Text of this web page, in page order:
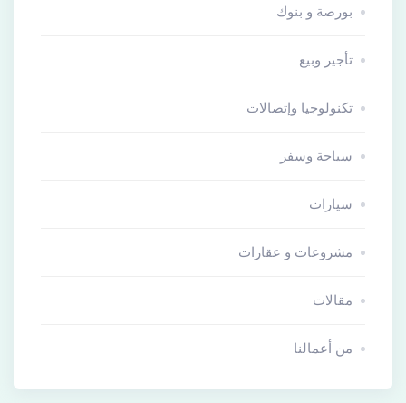
بورصة و بنوك
تأجير وبيع
تكنولوجيا وإتصالات
سياحة وسفر
سيارات
مشروعات و عقارات
مقالات
من أعمالنا